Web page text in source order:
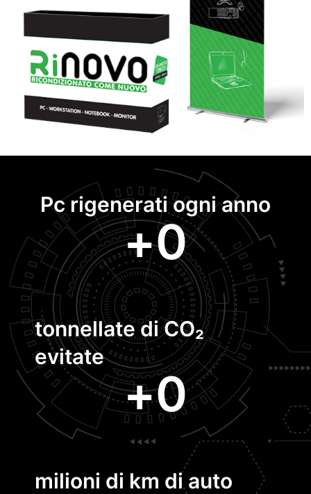
Pc rigenerati ogni anno
+0
tonnellate di CO₂
evitate
+0
milioni di km di auto